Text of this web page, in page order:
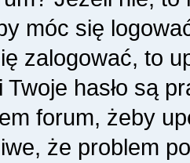
móc się
zalogować, to
hasło są
forum, żeby
że problem